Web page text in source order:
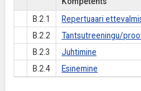
B.2.1
Repertuaari
B.2.2
Tantsutreeningu/
B.2.3
Juhtimine
B.2.4
Esinemine